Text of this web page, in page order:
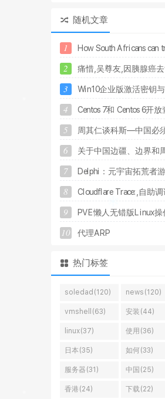
随机文章
1 HowSouth Africanscan t
2 痛惜 吴尊友 因 胰腺癌去
3 Win10企业版激活密钥与
4 Centos 7和 Centos6开放
5 周其仁谈科斯—中 国必
6 关于中 国边疆 边界和
7 Delphi ： 元宇宙拓荒者游
8 C oudf are Trace: 自助调
9 PVE懒人无错版Linux操
10 代理ARP
热门标签
soledad(120) news(120)
vmshell(63) 安装(44)
linux(37) 使用(36)
日本(35) 如何(33)
服务器(31) 中国(25)
香港(24) 下载(22)